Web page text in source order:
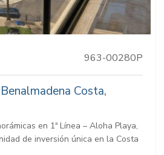
963-00280P
Costa,
en 1ª Línea – Aloha Playa,
de inversión única en la Costa